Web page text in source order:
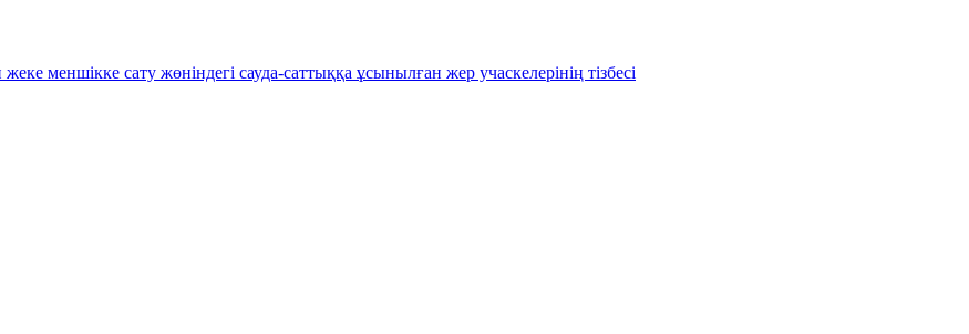
меншікке сату жөніндегі сауда-саттыққа ұсынылған жер учаскелерінің тізбесі